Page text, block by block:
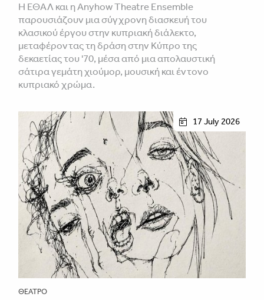
Η ΕΘΑΛ και η Anyhow Theatre Ensemble
παρουσιάζουν μια σύγχρονη διασκευή του
κλασικού έργου στην κυπριακή διάλεκτο,
μεταφέροντας τη δράση στην Κύπρο της
δεκαετίας του '70, μέσα από μια απολαυστική
σάτιρα γεμάτη χιούμορ, μουσική και έντονο
κυπριακό χρώμα.
17 July 2026
ΘΈΑΤΡΟ